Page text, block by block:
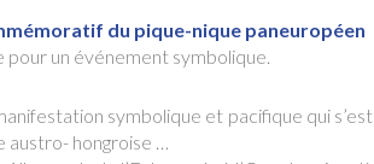
du pique-nique paneuropéen
un événement symbolique.
symbolique et pacifique qui s’est
hongroise …